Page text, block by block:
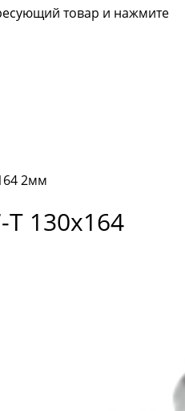
товар и нажмите
2мм
Т 130х164